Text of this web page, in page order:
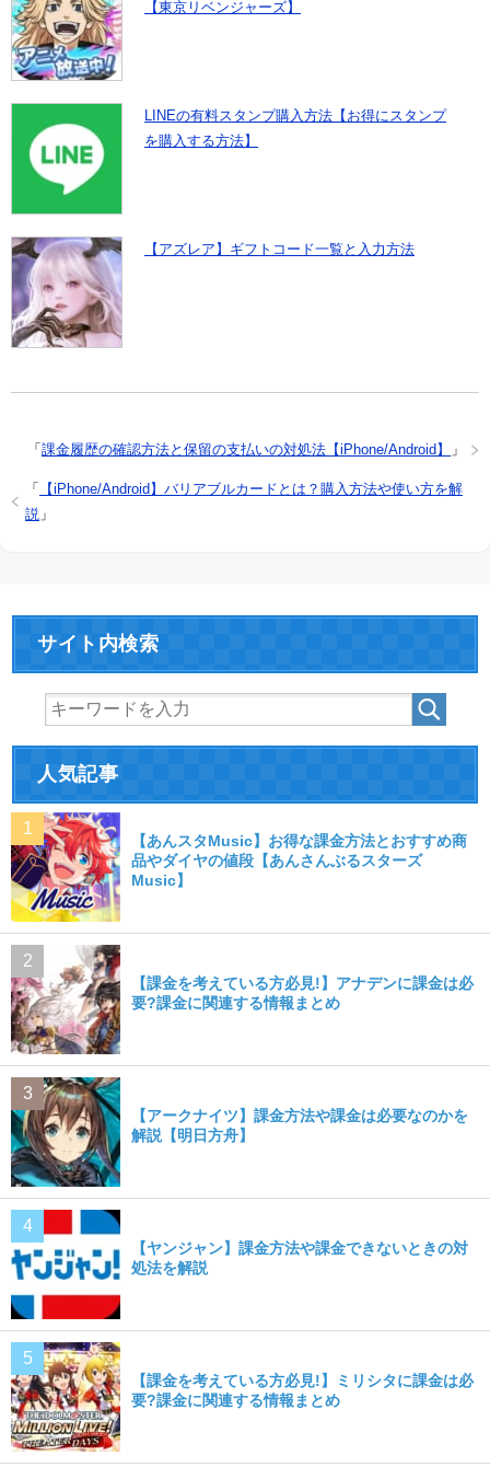
【東京リベンジャーズ】
LINEの有料スタンプ購入方法【お得にスタンプ
を購入する方法】
【アズレア】ギフトコード一覧と入力方法
「 課金履歴の確認方法と保留の支払いの対処法【iPhone/Android】 」
「
【iPhone/Android】バリアブルカードとは？購入方法や使い方を解
説 」
サイト内検索
人気記事
【あんスタMusic】お得な課金方法とおすすめ商
品やダイヤの値段【あんさんぶるスターズ
Music】
【課金を考えている方必見!】アナデンに課金は必
要?課金に関連する情報まとめ
【アークナイツ】課金方法や課金は必要なのかを
解説【明日方舟】
【ヤンジャン】課金方法や課金できないときの対
処法を解説
【課金を考えている方必見!】ミリシタに課金は必
要?課金に関連する情報まとめ